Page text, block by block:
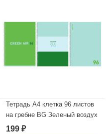
Тетрадь А4 клетка 96 листов
на гребне BG Зеленый воздух
матовая ламинация ассорти
199 ₽